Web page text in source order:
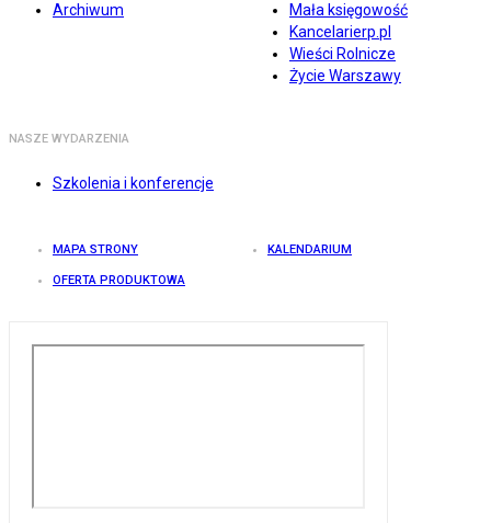
Archiwum
Mała księgowość
Kancelarierp.pl
Wieści Rolnicze
Życie Warszawy
NASZE WYDARZENIA
Szkolenia i konferencje
MAPA STRONY KALENDARIUM
OFERTA PRODUKTOWA